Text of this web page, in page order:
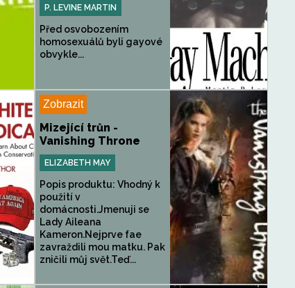
P. LEVINE MARTIN
Před osvobozením
homosexuálů byli gayové
obvykle...
Zobrazit
Mizející trůn -
Vanishing Throne
ELIZABETH MAY
Popis produktu: Vhodný k
použití v
domácnosti.Jmenuji se
Lady Aileana
Kameron.Nejprve fae
zavraždili mou matku. Pak
zničili můj svět.Teď...